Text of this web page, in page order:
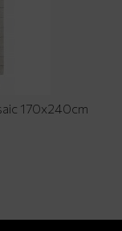
170x240cm